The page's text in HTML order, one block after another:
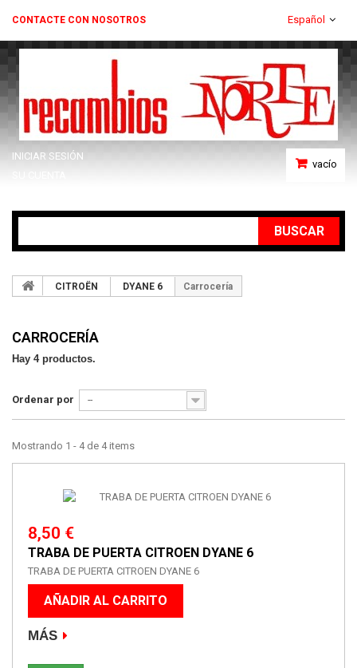
Español
CONTACTE CON NOSOTROS
vacío
INICIAR SESIÓN
BUSCAR
CITROËN DYANE 6 Carrocería
CARROCERÍA
Hay 4 productos.
Ordenar por --
Mostrando 1 - 4 de 4 items
8,50 €
TRABA DE PUERTA CITROEN DYANE 6
TRABA DE PUERTA CITROEN DYANE 6
AÑADIR AL CARRITO
MÁS